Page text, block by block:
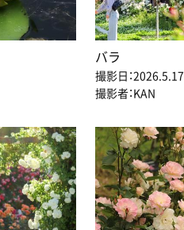
バラ
撮影日：2026.5.17
撮影者：KAN